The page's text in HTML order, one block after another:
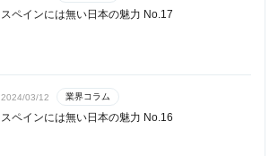
スペインには無い日本の魅力 No.17
2024/03/12 業界コラム
スペインには無い日本の魅力 No.16